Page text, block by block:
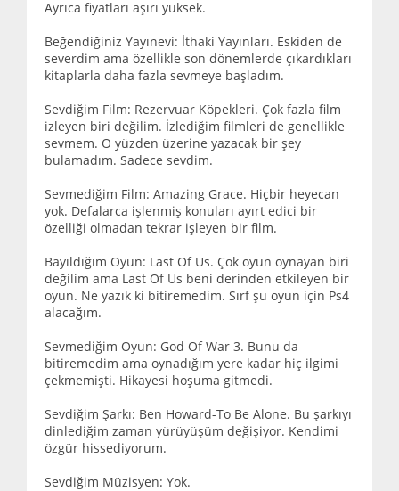
Ayrıca fiyatları aşırı yüksek.
Beğendiğiniz Yayınevi: İthaki Yayınları. Eskiden de
severdim ama özellikle son dönemlerde çıkardıkları
kitaplarla daha fazla sevmeye başladım.
Sevdiğim Film: Rezervuar Köpekleri. Çok fazla film
izleyen biri değilim. İzlediğim filmleri de genellikle
sevmem. O yüzden üzerine yazacak bir şey
bulamadım. Sadece sevdim.
Sevmediğim Film: Amazing Grace. Hiçbir heyecan
yok. Defalarca işlenmiş konuları ayırt edici bir
özelliği olmadan tekrar işleyen bir film.
Bayıldığım Oyun: Last Of Us. Çok oyun oynayan biri
değilim ama Last Of Us beni derinden etkileyen bir
oyun. Ne yazık ki bitiremedim. Sırf şu oyun için Ps4
alacağım.
Sevmediğim Oyun: God Of War 3. Bunu da
bitiremedim ama oynadığım yere kadar hiç ilgimi
çekmemişti. Hikayesi hoşuma gitmedi.
Sevdiğim Şarkı: Ben Howard-To Be Alone. Bu şarkıyı
dinlediğim zaman yürüyüşüm değişiyor. Kendimi
özgür hissediyorum.
Sevdiğim Müzisyen: Yok.